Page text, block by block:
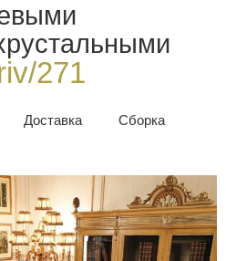
271
Доставка
Сборка